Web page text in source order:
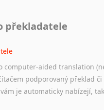
nekomerčního
kteří uvažují o studiu v
a samozřejmě i osobní
překladatele
computer-aided translation
podporovaný překlad
je automaticky nabízejí,